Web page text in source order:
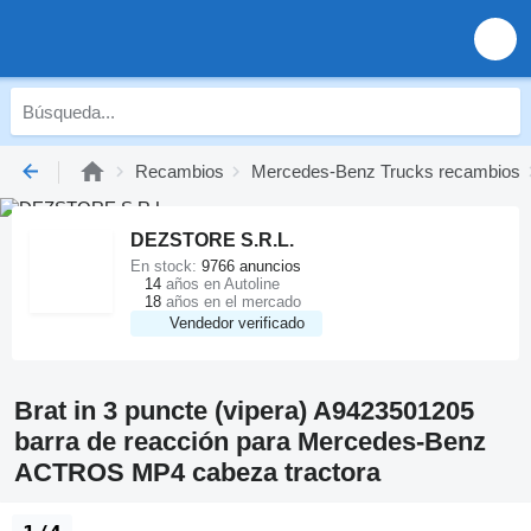
Recambios Mercedes-Benz Trucks recambios
DEZSTORE S.R.L.
Vendedor verificado
En stock: 9766 anuncios
14 años en Autoline
18 años en el mercado
Brat in 3 puncte (vipera) A9423501205
barra de reacción para Mercedes-Benz
ACTROS MP4 cabeza tractora